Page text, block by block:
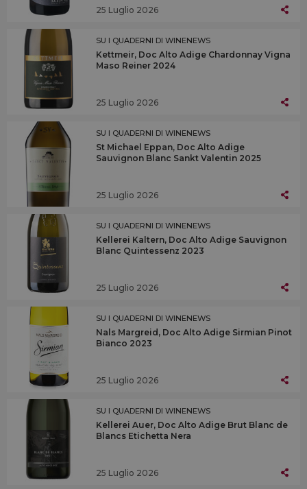
25 Luglio 2026
SU I QUADERNI DI WINENEWS
Kettmeir, Doc Alto Adige Chardonnay Vigna
Maso Reiner 2024
25 Luglio 2026
SU I QUADERNI DI WINENEWS
St Michael Eppan, Doc Alto Adige
Sauvignon Blanc Sankt Valentin 2025
25 Luglio 2026
SU I QUADERNI DI WINENEWS
Kellerei Kaltern, Doc Alto Adige Sauvignon
Blanc Quintessenz 2023
25 Luglio 2026
SU I QUADERNI DI WINENEWS
Nals Margreid, Doc Alto Adige Sirmian Pinot
Bianco 2023
25 Luglio 2026
SU I QUADERNI DI WINENEWS
Kellerei Auer, Doc Alto Adige Brut Blanc de
Blancs Etichetta Nera
25 Luglio 2026